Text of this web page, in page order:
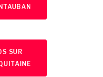
SUR